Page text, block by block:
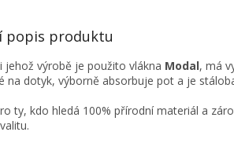
popis produktu
jehož výrobě je použito vlákna Modal, má
na dotyk, výborně absorbuje pot a je
ty, kdo hledá 100% přírodní materiál a